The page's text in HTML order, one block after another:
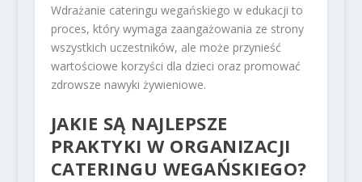
Wdrażanie cateringu wegańskiego w edukacji to
proces, który wymaga zaangażowania ze strony
wszystkich uczestników, ale może przynieść
wartościowe korzyści dla dzieci oraz promować
zdrowsze nawyki żywieniowe.
JAKIE SĄ NAJLEPSZE
PRAKTYKI W ORGANIZACJI
CATERINGU WEGAŃSKIEGO?